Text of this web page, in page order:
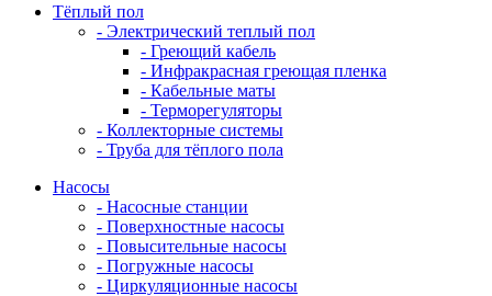
Тёплый пол
- Электрический теплый пол
- Греющий кабель
- Инфракрасная греющая пленка
- Кабельные маты
- Терморегуляторы
- Коллекторные системы
- Труба для тёплого пола
Насосы
- Насосные станции
- Поверхностные насосы
- Повысительные насосы
- Погружные насосы
- Циркуляционные насосы